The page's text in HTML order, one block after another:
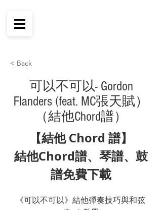
< Back
可以不可以- Gordon
Flanders (feat. MC張天賦）
（結他Chord譜）
【結他 Chord 譜】
結他Chord譜、琴譜、鼓
譜免費下載
《可以不可以》結他彈奏技巧與和弦